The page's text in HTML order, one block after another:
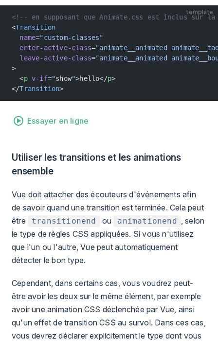
template
<!-- en supposant que Animate.css est inclus sur la
<Transition
  name
="custom-classes"
  enter-active-class
="animate__animated
  leave-active-class
="animate__animated
>
  <
p v-if="show">hello</p>
</Transition>
Essayer en ligne
Utiliser les transitions et les animations
ensemble
Vue doit attacher des écouteurs d'événements afin
de savoir quand une transition est terminée. Cela peut
être
transitionend ou animationend
, selon
le type de règles CSS appliquées. Si vous n'utilisez
que l'un ou l'autre, Vue peut automatiquement
détecter le bon type.
Cependant, dans certains cas, vous voudrez peut-
être avoir les deux sur le même élément, par exemple
avoir une animation CSS déclenchée par Vue, ainsi
qu'un effet de transition CSS au survol. Dans ces cas,
vous devrez déclarer explicitement le type dont vous